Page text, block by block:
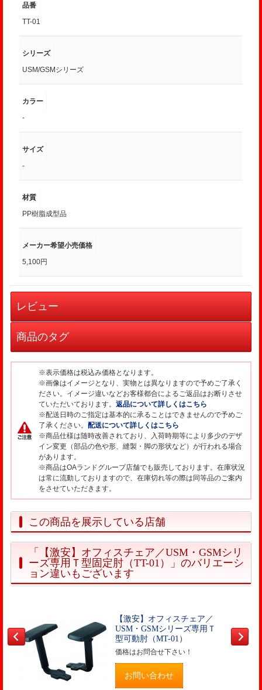
品番
TT-01
シリーズ
USM/GSMシリーズ
カラー
-
サイズ
-
材質
PP樹脂成型品
メーカー希望小売価格
5,100円
レビュー
商品のタグ
※表示価格は税込み価格となります。
※画像はイメージとなり、実物とは異なりますので予めご了承く
ださい。イメージ違いなどお客様都合によるご返品はお断りさせ
ていただいております。返品について詳しくはこちら
※配送日時のご指定は基本的に承ることはできませんので予めご
了承ください。 配送について詳しくはこちら
※商品仕様は随時改善されており、入荷時期等により多少のデザ
イン変更（部品の色や形、縫製・脚の形状など）が行われる場合
があります。
※商品はOAランドグループ店舗でも販売しております。在庫状況
は常に流動しておりますので、在庫切れ等の際は同等品のご案内
をさせていただきます。
この商品を展示している店舗
「【激安】オフィスチェア／USM・GSMシリ
ーズ専用Ｔ型固定肘（TT-01）」のバリエーシ
ョン違いもございます
【激安】オフィスチェア／
USM・GSMシリーズ専用Ｔ
型可動肘（MT-01）
価格はお問合せ下さい！
お問い合わせ